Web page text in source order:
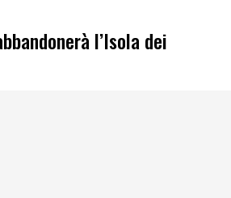
l’Isola dei